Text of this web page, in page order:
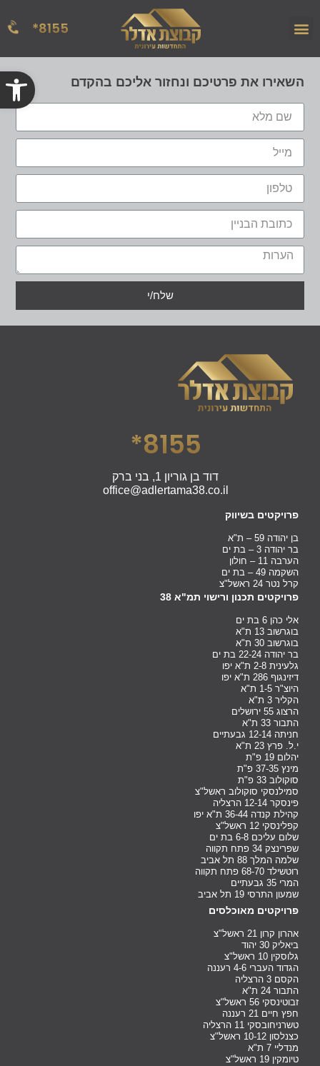
8155*
השאירו את פרטיכם ונחזור אליכם בהקדם
שלח/י
8155*
דוד בן גוריון 1, בני ברק
office@adlertama38.co.il
פרויקטים בשיווק
בן יהודה 59 – ת"א
בר יהודה 3 – בת ים
הערבה 11 – חולון
השקמה 49 – בת ים
קרל נטר 24 ראשל"צ
פרויקטים תכנון ורישוי תמ"א 38
אלי כהן 6 בת ים
בוגרשוב 13 ת"א
בוגרשוב 30 ת"א
בר יהודה 22-24 בת ים
גלעינית 2-8 ת"א יפו
דיזינגוף 286 ת"א יפו
היוצ"ר 1-5 ת"א
הקליר 3 ת"א
הרצוג 55 ירושלים
התבור 33 ת"א
חניתה 12-14 גבעתיים
י.ל. פרץ 23 ת"א
יהלום 19 פ"ת
מינץ 37-35 פ"ת
סוקולוב 33 פ"ת
סמילנסקי סוקולוב ראשל"צ
פינסקר 12-14 הרצליה
קהילת קנדה 36-44 ת"א יפו
קפלינסקי 12 ראשל"צ
שלום עליכם 6-8 בת ים
שפרינצק 34 פתח תקווה
שלמה המלך 88 תל אביב
רוטשילד 68-70 פתח תקווה
המרי 35 גבעתיים
שמעון התרסי 19 תל אביב
פרויקטים מאוכלסים
אהרון קרון 21 ראשל"צ
ביאליק 30 יהוד
גלוסקין 10 ראשל"צ
הגדוד העברי 4-6 רעננה
הקסם 3 הרצליה
התבור 24 ת"א
זבוטינסקי 56 ראשל"צ
חפץ חיים 21 רעננה
טשרניחובסקי 11 הרצליה
כצנלסון 10-12 ראשל"צ
מנדליי 7 ת"א
טיומקין 19 ראשל"צ